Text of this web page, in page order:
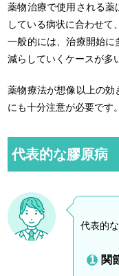
薬物治療で使用される薬
している病状に合わせて
一般的には、治療開始に
減らしていくケースが多
薬物療法が想像以上の効
にも十分注意が必要です。
代表的な膠原病
代表的
関